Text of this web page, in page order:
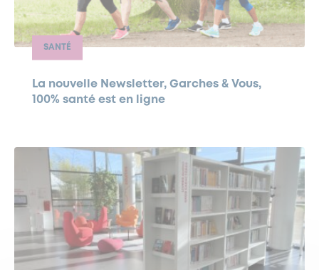
SANTÉ
La nouvelle Newsletter, Garches & Vous,
100% santé est en ligne